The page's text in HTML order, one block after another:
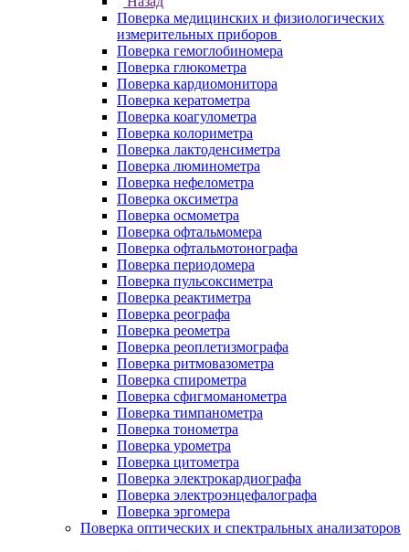
Поверка медицинских и физиологических
измерительных приборов
Поверка гемоглобиномера
Поверка глюкометра
Поверка кардиомонитора
Поверка кератометра
Поверка коагулометра
Поверка колориметра
Поверка лактоденсиметра
Поверка люминометра
Поверка нефелометра
Поверка оксиметра
Поверка осмометра
Поверка офтальмомера
Поверка офтальмотонографа
Поверка периодомера
Поверка пульсоксиметра
Поверка реактиметра
Поверка реографа
Поверка реометра
Поверка реоплетизмографа
Поверка ритмовазометра
Поверка спирометра
Поверка сфигмоманометра
Поверка тимпанометра
Поверка тонометра
Поверка урометра
Поверка цитометра
Поверка электрокардиографа
Поверка электроэнцефалографа
Поверка эргомера
Поверка оптических и спектральных анализаторов